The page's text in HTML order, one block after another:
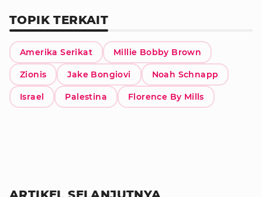
TOPIK TERKAIT
Amerika Serikat Millie Bobby Brown
Zionis Jake Bongiovi Noah Schnapp
Israel Palestina Florence By Mills